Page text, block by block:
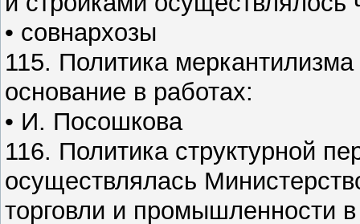
• совнархозы
115. Политика
основание в работах:
• И. Посошкова
116. Политика структурной
осуществлялась
торговли и промышленности